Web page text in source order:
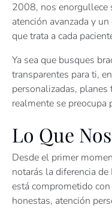
2008, nos enorgullece
atención avanzada y
que trata a cada
Ya sea que busques
transparentes para ti,
personalizadas,
realmente se preocupa
Lo Que
Desde el primer
notarás la diferencia
está comprometido
honestas, atención